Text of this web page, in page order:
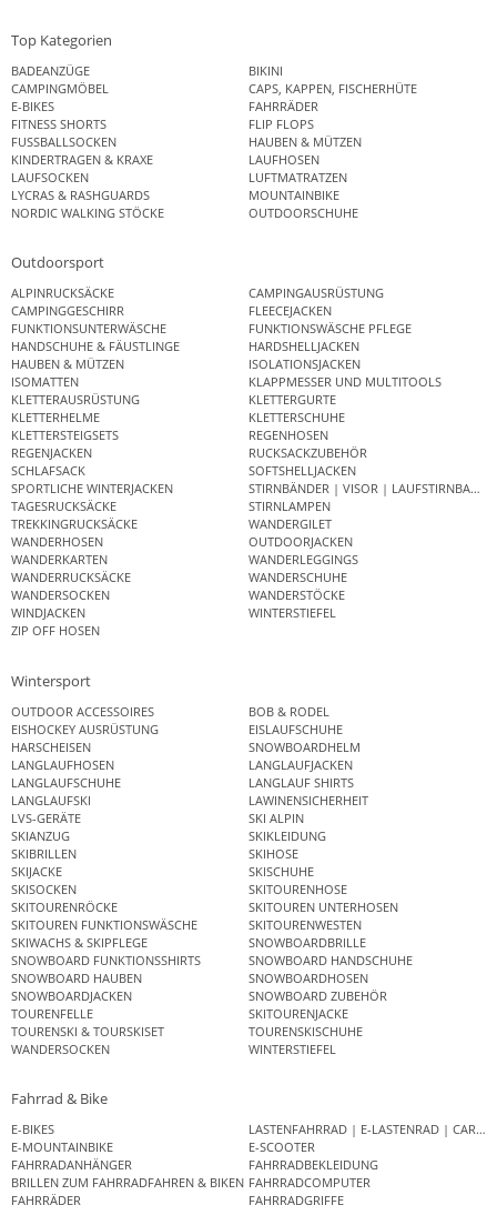
Top Kategorien
BADEANZÜGE
BIKINI
CAMPINGMÖBEL
CAPS, KAPPEN, FISCHERHÜTE
E-BIKES
FAHRRÄDER
FITNESS SHORTS
FLIP FLOPS
FUSSBALLSOCKEN
HAUBEN & MÜTZEN
KINDERTRAGEN & KRAXE
LAUFHOSEN
LAUFSOCKEN
LUFTMATRATZEN
LYCRAS & RASHGUARDS
MOUNTAINBIKE
NORDIC WALKING STÖCKE
OUTDOORSCHUHE
Outdoorsport
ALPINRUCKSÄCKE
CAMPINGAUSRÜSTUNG
CAMPINGGESCHIRR
FLEECEJACKEN
FUNKTIONSUNTERWÄSCHE
FUNKTIONSWÄSCHE PFLEGE
HANDSCHUHE & FÄUSTLINGE
HARDSHELLJACKEN
HAUBEN & MÜTZEN
ISOLATIONSJACKEN
ISOMATTEN
KLAPPMESSER UND MULTITOOLS
KLETTERAUSRÜSTUNG
KLETTERGURTE
KLETTERHELME
KLETTERSCHUHE
KLETTERSTEIGSETS
REGENHOSEN
REGENJACKEN
RUCKSACKZUBEHÖR
SCHLAFSACK
SOFTSHELLJACKEN
SPORTLICHE WINTERJACKEN
STIRNBÄNDER | VISOR | LAUFSTIRNBAND
TAGESRUCKSÄCKE
STIRNLAMPEN
TREKKINGRUCKSÄCKE
WANDERGILET
WANDERHOSEN
OUTDOORJACKEN
WANDERKARTEN
WANDERLEGGINGS
WANDERRUCKSÄCKE
WANDERSCHUHE
WANDERSOCKEN
WANDERSTÖCKE
WINDJACKEN
WINTERSTIEFEL
ZIP OFF HOSEN
Wintersport
OUTDOOR ACCESSOIRES
BOB & RODEL
EISHOCKEY AUSRÜSTUNG
EISLAUFSCHUHE
HARSCHEISEN
SNOWBOARDHELM
LANGLAUFHOSEN
LANGLAUFJACKEN
LANGLAUFSCHUHE
LANGLAUF SHIRTS
LANGLAUFSKI
LAWINENSICHERHEIT
LVS-GERÄTE
SKI ALPIN
SKIANZUG
SKIKLEIDUNG
SKIBRILLEN
SKIHOSE
SKIJACKE
SKISCHUHE
SKISOCKEN
SKITOURENHOSE
SKITOURENRÖCKE
SKITOUREN UNTERHOSEN
SKITOUREN FUNKTIONSWÄSCHE
SKITOURENWESTEN
SKIWACHS & SKIPFLEGE
SNOWBOARDBRILLE
SNOWBOARD FUNKTIONSSHIRTS
SNOWBOARD HANDSCHUHE
SNOWBOARD HAUBEN
SNOWBOARDHOSEN
SNOWBOARDJACKEN
SNOWBOARD ZUBEHÖR
TOURENFELLE
SKITOURENJACKE
TOURENSKI & TOURSKISET
TOURENSKISCHUHE
WANDERSOCKEN
WINTERSTIEFEL
Fahrrad & Bike
E-BIKES
LASTENFAHRRAD | E-LASTENRAD |
E-MOUNTAINBIKE
E-SCOOTER
FAHRRADANHÄNGER
FAHRRADBEKLEIDUNG
BRILLEN ZUM FAHRRADFAHREN & BIKEN FAHRRADCOMPUTER
FAHRRÄDER
FAHRRADGRIFFE